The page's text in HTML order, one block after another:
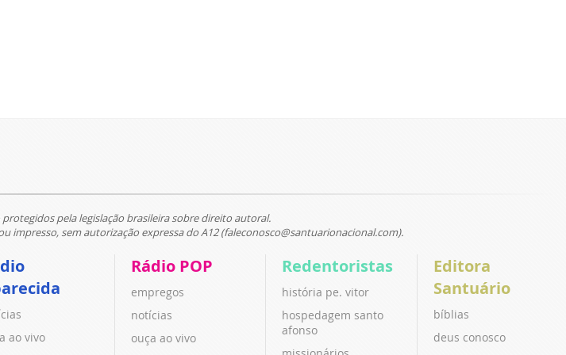
pela legislação brasileira sobre direito autoral.
sem autorização expressa do A12 (faleconosco@santuarionacional.com).
ao vivo
Rádio POP
empregos
notícias
ouça ao vivo
Redentoristas
história pe. vitor
hospedagem santo
afonso
Editora
Santuário
bíblias
deus conosco